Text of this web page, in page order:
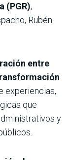
(PGR),
Rubén
entre
experiencias,
que
y